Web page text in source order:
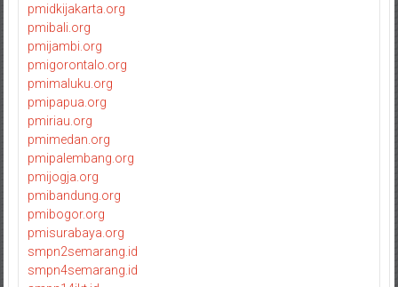
pmidkijakarta.org
pmibali.org
pmijambi.org
pmigorontalo.org
pmimaluku.org
pmipapua.org
pmiriau.org
pmimedan.org
pmipalembang.org
pmijogja.org
pmibandung.org
pmibogor.org
pmisurabaya.org
smpn2semarang.id
smpn4semarang.id